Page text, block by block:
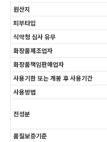
원산지
피부타입
식약청 심사 유무
화장품제조업자
화장품책임판매업자
사용기한 또는 개봉 후 사용기간
사용방법
전성분
품질보증기준